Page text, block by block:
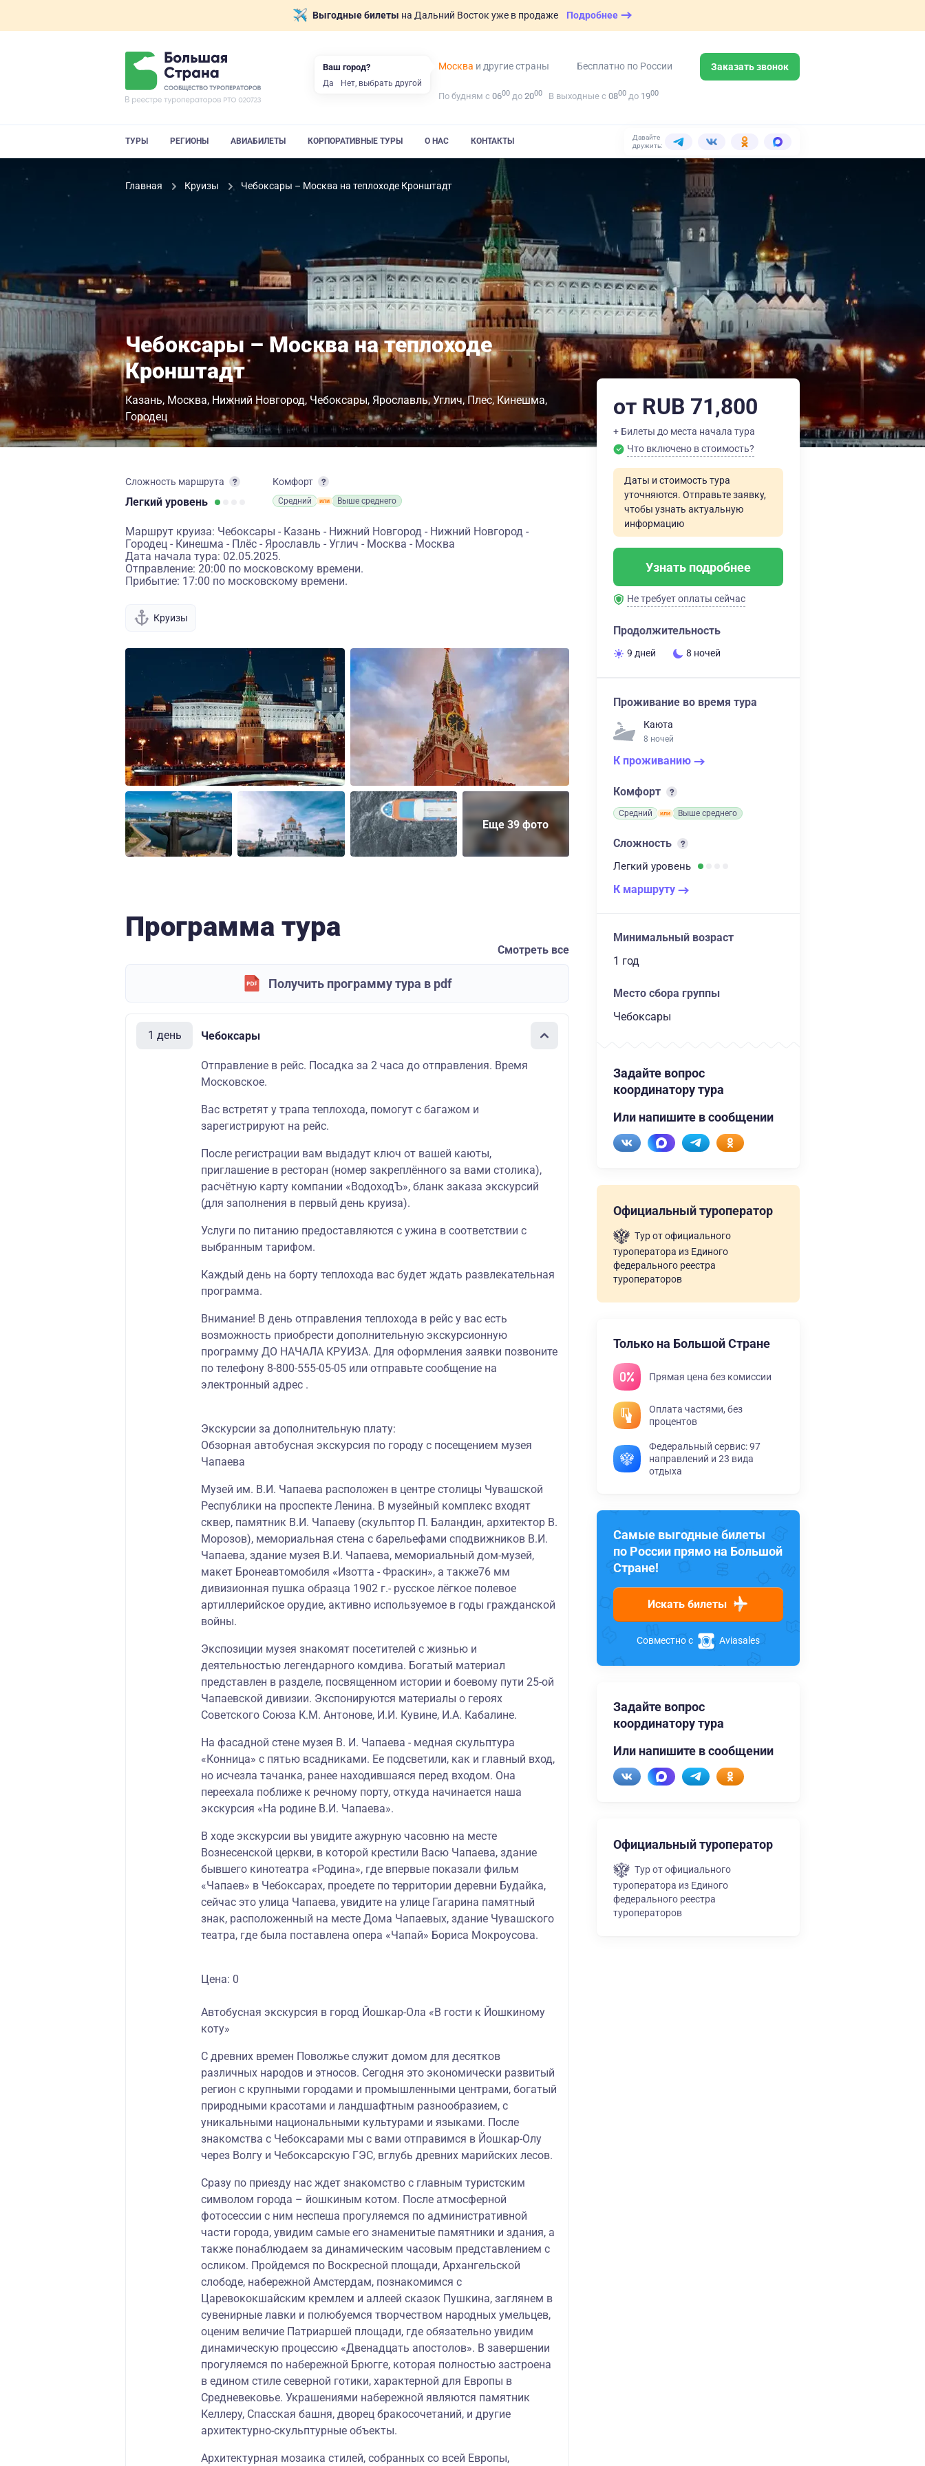
Выгодные билеты на Дальний Восток уже в продаже Подробнее
Москва и другие страны Бесплатно по России Заказать звонок
По будням с 0600 до 2000 В выходные с 0800 до 1900
ТУРЫ РЕГИОНЫ АВИАБИЛЕТЫ КОРПОРАТИВНЫЕ ТУРЫ О НАС КОНТАКТЫ
Давайте
дружить:
Главная Круизы Чебоксары – Москва на теплоходе Кронштадт
Чебоксары – Москва на теплоходе
Кронштадт
Казань Москва Нижний Новгород Чебоксары Ярославль Углич Плес Кинешма
Городец
Сложность маршрута
Легкий уровень
Комфорт
Средний Выше среднего
Маршрут круиза: Чебоксары - Казань - Нижний Новгород - Нижний Новгород -
Городец - Кинешма - Плёс - Ярославль - Углич - Москва - Москва
Дата начала тура: 02.05.2025.
Отправление: 20:00 по московскому времени.
Прибытие: 17:00 по московскому времени.
Круизы
Еще 39 фото
Программа тура
Смотреть все
Получить программу тура в pdf
1 день Чебоксары
Отправление в рейс. Посадка за 2 часа до отправления. Время
Московское.
Вас встретят у трапа теплохода, помогут с багажом и
зарегистрируют на рейс.
После регистрации вам выдадут ключ от вашей каюты,
приглашение в ресторан (номер закреплённого за вами столика),
расчётную карту компании «ВодоходЪ», бланк заказа экскурсий
(для заполнения в первый день круиза).
Услуги по питанию предоставляются с ужина в соответствии с
выбранным тарифом.
Каждый день на борту теплохода вас будет ждать развлекательная
программа.
Внимание! В день отправления теплохода в рейс у вас есть
возможность приобрести дополнительную экскурсионную
программу ДО НАЧАЛА КРУИЗА. Для оформления заявки позвоните
по телефону 8-800-555-05-05 или отправьте сообщение на
электронный адрес .
Экскурсии за дополнительную плату:
Обзорная автобусная экскурсия по городу с посещением музея
Чапаева
Музей им. В.И. Чапаева расположен в центре столицы Чувашской
Республики на проспекте Ленина. В музейный комплекс входят
сквер, памятник В.И. Чапаеву (скульптор П. Баландин, архитектор В.
Морозов), мемориальная стена с барельефами сподвижников В.И.
Чапаева, здание музея В.И. Чапаева, мемориальный дом-музей,
макет Бронеавтомобиля «Изотта - Фраскин», а также76 мм
дивизионная пушка образца 1902 г.- русское лёгкое полевое
артиллерийское орудие, активно используемое в годы гражданской
войны.
Экспозиции музея знакомят посетителей с жизнью и
деятельностью легендарного комдива. Богатый материал
представлен в разделе, посвященном истории и боевому пути 25-ой
Чапаевской дивизии. Экспонируются материалы о героях
Советского Союза К.М. Антонове, И.И. Кувине, И.А. Кабалине.
На фасадной стене музея В. И. Чапаева - медная скульптура
«Конница» с пятью всадниками. Ее подсветили, как и главный вход,
но исчезла тачанка, ранее находившаяся перед входом. Она
переехала поближе к речному порту, откуда начинается наша
экскурсия «На родине В.И. Чапаева».
В ходе экскурсии вы увидите ажурную часовню на месте
Вознесенской церкви, в которой крестили Васю Чапаева, здание
бывшего кинотеатра «Родина», где впервые показали фильм
«Чапаев» в Чебоксарах, проедете по территории деревни Будайка,
сейчас это улица Чапаева, увидите на улице Гагарина памятный
знак, расположенный на месте Дома Чапаевых, здание Чувашского
театра, где была поставлена опера «Чапай» Бориса Мокроусова.
Цена: 0
Автобусная экскурсия в город Йошкар-Ола «В гости к Йошкиному
коту»
С древних времен Поволжье служит домом для десятков
различных народов и этносов. Сегодня это экономически развитый
регион с крупными городами и промышленными центрами, богатый
природными красотами и ландшафтным разнообразием, с
уникальными национальными культурами и языками. После
знакомства с Чебоксарами мы с вами отправимся в Йошкар-Олу
через Волгу и Чебоксарскую ГЭС, вглубь древних марийских лесов.
Сразу по приезду нас ждет знакомство с главным туристским
символом города – йошкиным котом. После атмосферной
фотосессии с ним неспеша прогуляемся по административной
части города, увидим самые его знаменитые памятники и здания, а
также понаблюдаем за динамическим часовым представлением с
осликом. Пройдемся по Воскресной площади, Архангельской
слободе, набережной Амстердам, познакомимся с
Царевококшайским кремлем и аллеей сказок Пушкина, заглянем в
сувенирные лавки и полюбуемся творчеством народных умельцев,
оценим величие Патриаршей площади, где обязательно увидим
динамическую процессию «Двенадцать апостолов». В завершении
прогуляемся по набережной Брюгге, которая полностью застроена
в едином стиле северной готики, характерной для Европы в
Средневековье. Украшениями набережной являются памятник
Келлеру, Спасская башня, дворец бракосочетаний, и другие
архитектурно-скульптурные объекты.
Архитектурная мозаика стилей, собранных со всей Европы,
от RUB 71,800
+ Билеты до места начала тура
Что включено в стоимость?
Даты и стоимость тура
уточняются. Отправьте заявку,
чтобы узнать актуальную
информацию
Узнать подробнее
Не требует оплаты сейчас
Продолжительность
9 дней 8 ночей
Проживание во время тура
Каюта
8 ночей
К проживанию
Комфорт
Средний Выше среднего
Сложность
Легкий уровень
К маршруту
Минимальный возраст
1 год
Место сбора группы
Чебоксары
Задайте вопрос
координатору тура
Или напишите в сообщении
Официальный туроператор
Тур от официального
туроператора из Единого
федерального реестра
туроператоров
Только на Большой Стране
Прямая цена без комиссии
Оплата частями, без
процентов
Федеральный сервис: 97
направлений и 23 вида
отдыха
Самые выгодные билеты
по России прямо на Большой
Стране!
Искать билеты
Совместно с Aviasales
Задайте вопрос
координатору тура
Или напишите в сообщении
Официальный туроператор
Тур от официального
туроператора из Единого
федерального реестра
туроператоров
Ваш город?
Да Нет, выбрать другой